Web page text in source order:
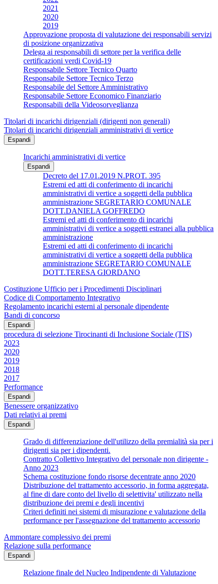
2021
2020
2019
Approvazione proposta di valutazione dei responsabili servizi
di posizione organizzativa
Delega ai responsabili di settore per la verifica delle
certificazioni verdi Covid-19
Responsabile Settore Tecnico Quarto
Responsabile Settore Tecnico Terzo
Responsabile del Settore Amministrativo
Responsabile Settore Economico Finanziario
Responsabili della Videosorveglianza
Titolari di incarichi dirigenziali (dirigenti non generali)
Titolari di incarichi dirigenziali amministrativi di vertice
Espandi
Incarichi amministrativi di vertice
Espandi
Decreto del 17.01.2019 N.PROT. 395
Estremi ed atti di conferimento di incarichi
amministrativi di vertice a soggetti della pubblica
amministrazione SEGRETARIO COMUNALE
DOTT.DANIELA GOFFREDO
Estremi ed atti di conferimento di incarichi
amministrativi di vertice a soggetti estranei alla pubblica
amministrazione
Estremi ed atti di conferimento di incarichi
amministrativi di vertice a soggetti della pubblica
amministrazione SEGRETARIO COMUNALE
DOTT.TERESA GIORDANO
Costituzione Ufficio per i Procedimenti Disciplinari
Codice di Comportamento Integrativo
Regolamento incarichi esterni al personale dipendente
Bandi di concorso
Espandi
procedura di selezione Tirocinanti di Inclusione Sociale (TIS)
2023
2020
2019
2018
2017
Performance
Espandi
Benessere organizzativo
Dati relativi ai premi
Espandi
Grado di differenziazione dell'utilizzo della premialità sia per i
dirigenti sia per i dipendenti.
Contratto Collettivo Integrativo del personale non dirigente -
Anno 2023
Schema costituzione fondo risorse decentrate anno 2020
Distribuzione del trattamento accessorio, in forma aggregata,
al fine di dare conto del livello di selettivita' utilizzato nella
distribuzione dei premi e degli incentivi
Criteri definiti nei sistemi di misurazione e valutazione della
performance per l'assegnazione del trattamento accessorio
Ammontare complessivo dei premi
Relazione sulla performance
Espandi
Relazione finale del Nucleo Indipendente di Valutazione